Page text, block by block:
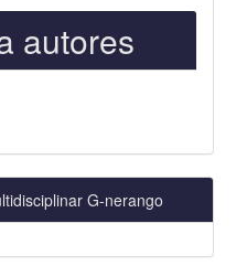
autores
G-nerango